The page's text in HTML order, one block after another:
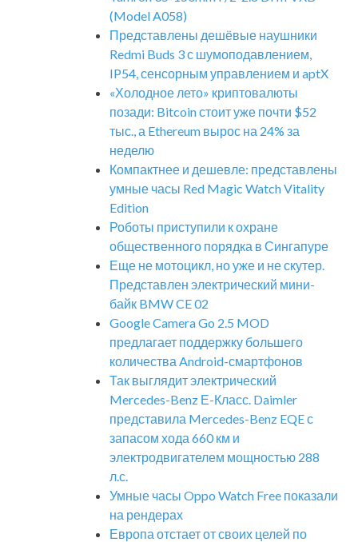
(Model A058)
Представлены дешёвые наушники
Redmi Buds 3 с шумоподавлением,
IP54, сенсорным управлением и aptX
«Холодное лето» криптовалюты
позади: Bitcoin стоит уже почти $52
тыс., а Ethereum вырос на 24% за
неделю
Компактнее и дешевле: представлены
умные часы Red Magic Watch Vitality
Edition
Роботы приступили к охране
общественного порядка в Сингапуре
Еще не мотоцикл, но уже и не скутер.
Представлен электрический мини-
байк BMW CE 02
Google Camera Go 2.5 MOD
предлагает поддержку большего
количества Android-смартфонов
Так выглядит электрический
Mercedes-Benz Е-Класс. Daimler
представила Mercedes-Benz EQE с
запасом хода 660 км и
электродвигателем мощностью 288
л.с.
Умные часы Oppo Watch Free показали
на рендерах
Европа отстает от своих целей по